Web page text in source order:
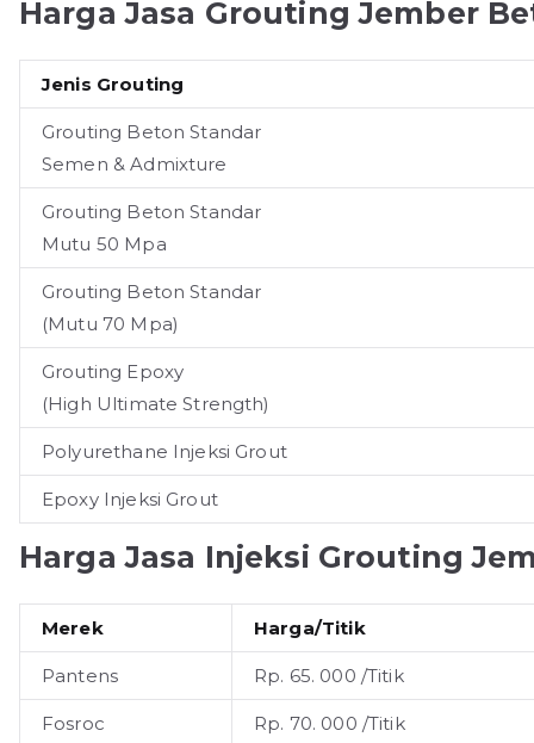
Harga Jasa GroutingJember
Jenis Grouting
Grouting Beton Standar
Semen & Admixture
Grouting Beton Standar
Mutu 50 Mpa
Grouting Beton Standar
(Mutu 70 Mpa)
Grouting Epoxy
(High Ultimate Strength)
Polyurethane Injeksi Grout
Epoxy Injeksi Grout
Harga Jasa Injeksi Grouting
Merek Harga/Titik
Pantens Rp. 65. 000 /Titik
Fosroc Rp. 70. 000 /Titik